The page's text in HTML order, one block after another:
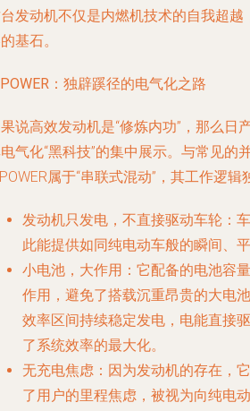
发动机不仅是内燃机技术的自我超
基石。
：独辟蹊径的电气化之路
说高效发动机是“修炼内功”，那么日
气化“黑科技”的集中展示。与常见的
属于“串联式混动”，其工作逻辑
发动机只发电，不直接驱动车轮 ：
此能提供如同纯电动车般的瞬间、
小电池，大作用 ：它配备的电池容
作用，避免了搭载沉重昂贵的大电
效率区间持续稳定发电，电能直接
了系统效率的最大化。
无充电焦虑 ：因为发动机的存在，
了用户的里程焦虑，被视为向纯电